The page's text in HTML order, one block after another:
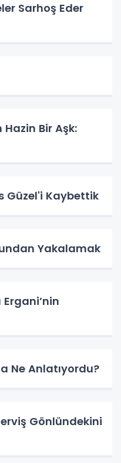
Sarhoş Eder
Bir Aşk:
Güzel'i Kaybettik
Yakalamak
Ergani’nin
Ne Anlatıyordu?
Gönlündekini